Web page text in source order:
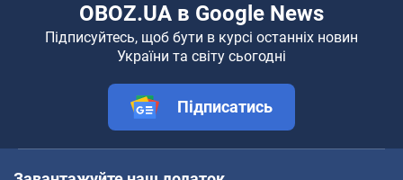
OBOZ.UA в Google News
Підписуйтесь, щоб бути в курсі останніх новин
України та світу сьогодні
Підписатись